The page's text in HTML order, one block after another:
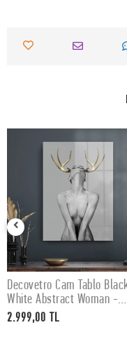
SEPETE EKLE
Decovetro Cam Tablo
White Abstract Woman -
50x70 cm
2.999,00 TL